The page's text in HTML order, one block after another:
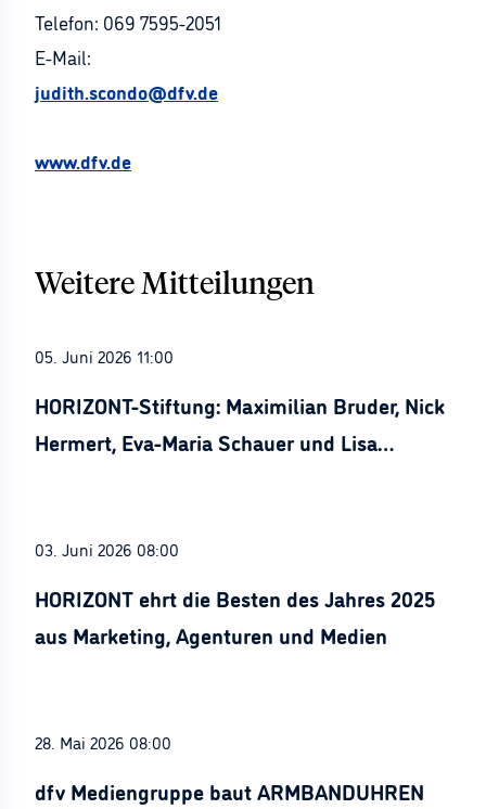
Telefon: 069 7595-2051
E-Mail:
judith.scondo@dfv.de
www.dfv.de
Weitere Mitteilungen
05. Juni 2026 11:00
HORIZONT-Stiftung: Maximilian Bruder, Nick
Hermert, Eva-Maria Schauer und Lisa
03. Juni 2026 08:00
HORIZONT ehrt die Besten des Jahres 2025
aus Marketing, Agenturen und Medien
28. Mai 2026 08:00
dfv Mediengruppe baut ARMBANDUHREN